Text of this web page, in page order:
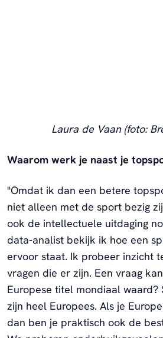
Laura de Vaan (foto:
Waarom werk je naast je
"Omdat ik dan een betere
niet alleen met de sport bezig
ook de intellectuele uitdaging
data-analist bekijk ik hoe een
ervoor staat. Ik probeer inzicht
vragen die er zijn. Een vraag
Europese titel mondiaal waard?
zijn heel Europees. Als je
dan ben je praktisch ook de